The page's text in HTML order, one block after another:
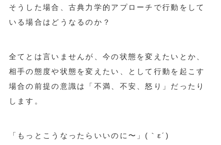
そうした場合、古典力学的アプローチで行動をして
いる場合はどうなるのか？
全てとは言いませんが、今の状態を変えたいとか、
相手の態度や状態を変えたい、として行動を起こす
場合の前提の意識は「不満、不安、怒り」だったり
します。
「もっとこうなったらいいのに〜」(｀ε´)